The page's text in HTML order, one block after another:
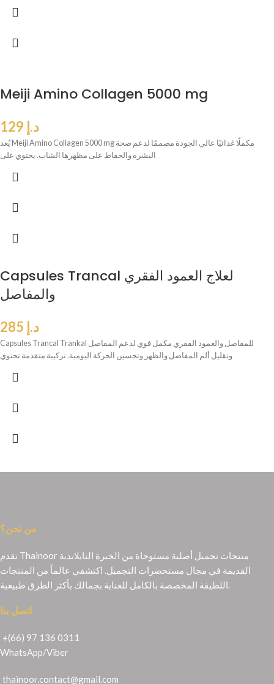
Meiji Amino Collagen 5000 mg
د.إ
يُعد Meiji Amino Collagen 5000 mg مكملًا غذائيًا عالي الجودة مصممًا لدعم صحة
البشرة والحفاظ على مظهرها الشاب. يحتوي على
Capsules Trancal لعلاج العمود الفقري
والمفاصل
د.إ
Capsules Trancal Trankal للمفاصل والعمود الفقري مكمل قوي لدعم المفاصل
وتقليل ألم المفاصل والظهر وتحسين الحركة اليومية. تركيبة متقدمة تحتوي
من نحن؟
تقدم Thainoor منتجات تجميل أصلية مستوحاة من الخبرة التايلاندية
القديمة في مجال مستحضرات التجميل. اكتشفي عالماً من المنتجات
اللطيفة المخصصة بالكامل للعناية بجمالك بأكثر الطرق طبيعية.
اتصل بنا
+(66) 97 136 0311
WhatsApp/Viber
thainoor.contact@gmail.com